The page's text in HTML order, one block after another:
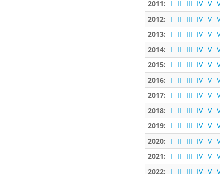
2011: I II III IV V
2012:
I II III IV V
2013:
I II III IV V
2014:
I II III IV V
2015:
I II III IV V
2016:
I II III IV V
2017:
I II III IV V
2018:
I II III IV V
2019:
I II III IV V
2020:
I II III IV V
2021:
I II III IV V
2022:
I II III IV V